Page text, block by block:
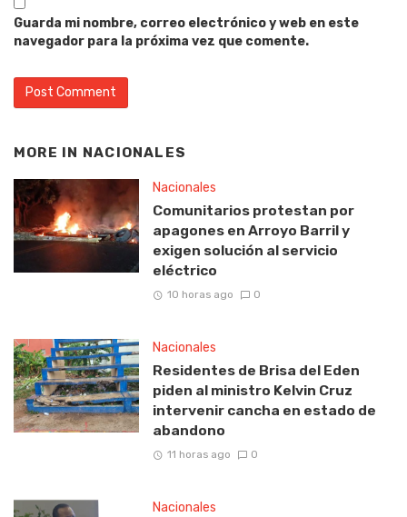
Guarda mi nombre, correo electrónico y web en este
navegador para la próxima vez que comente.
MORE IN NACIONALES
Nacionales
Comunitarios protestan por
apagones en Arroyo Barril y
exigen solución al servicio
eléctrico
10 horas ago 0
Nacionales
Residentes de Brisa del Eden
piden al ministro Kelvin Cruz
intervenir cancha en estado de
abandono
11 horas ago 0
Nacionales